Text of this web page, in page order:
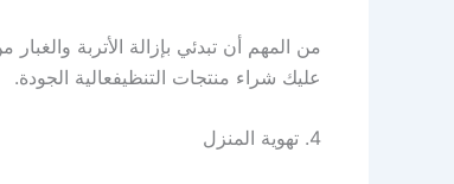
من المهم أن تبدئي بإزالة الأتربة والغبار
عليك شراء منتجات التنظيفعالية الجودة.
4. تهوية المنزل